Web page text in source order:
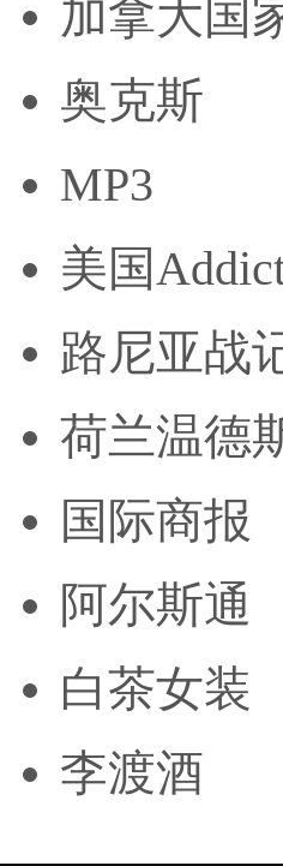
加拿大国
奥克斯
MP3
美国
路尼亚战
荷兰温德
国际商报
阿尔斯通
白茶女装
李渡酒